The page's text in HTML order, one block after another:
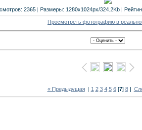
2365 | Размеры: 1280x1024px/324.2Kb |
Просмотреть фотографию в
« Предыдущая| 1 2 3 4 5 6[7] 8|